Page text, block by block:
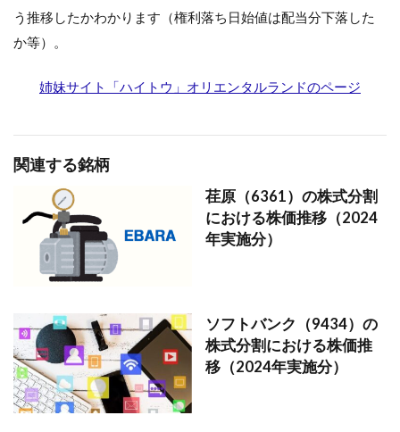
う推移したかわかります（権利落ち日始値は配当分下落した
か等）。
姉妹サイト「ハイトウ」オリエンタルランドのページ
関連する銘柄
荏原（6361）の株式分割
における株価推移（2024
年実施分）
ソフトバンク（9434）の
株式分割における株価推
移（2024年実施分）